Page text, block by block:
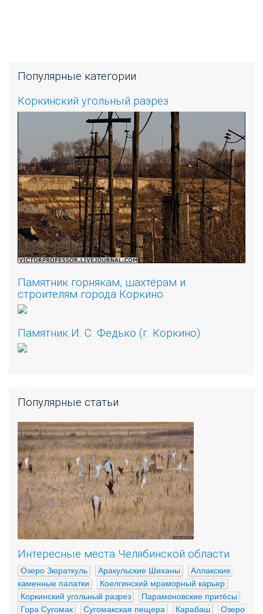
Популярные категории
Коркинский угольный разрез
Памятник горнякам, шахтёрам и
строителям города Коркино
Памятник И. С. Федько (г. Коркино)
Популярные статьи
Интересные места Челябинской области
Озеро Зюраткуль Аракульские Шиханы
Аллакские
каменные палатки
Коелгинский мраморный карьер
Коркинский угольный разрез
Парамоновские притёсы
Гора Сугомак
Сугомакская пещера Карабаш Озеро